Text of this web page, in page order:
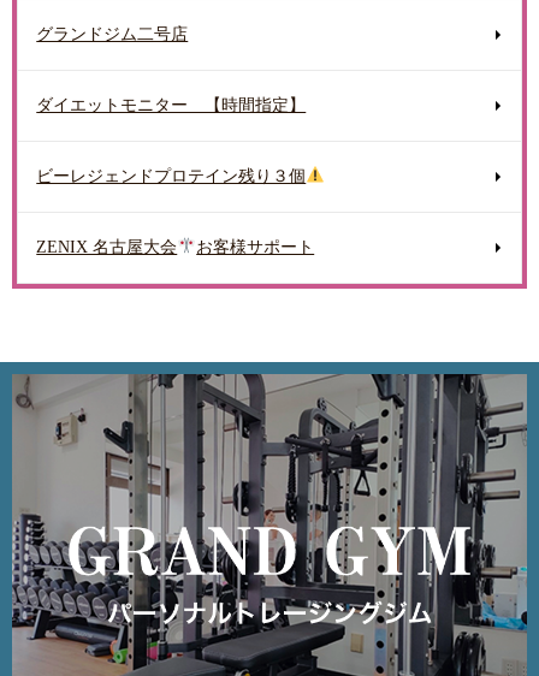
グランドジム二号店
ダイエットモニター 【時間指定】
ビーレジェンドプロテイン残り３個
ZENIX 名古屋大会 お客様サポート